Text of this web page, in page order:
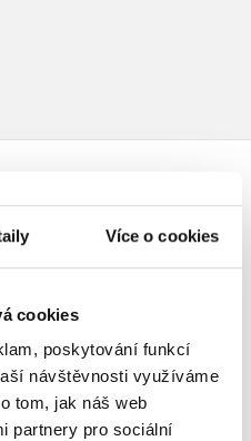
Více o cookies
cookies
poskytování funkcí
návštěvnosti využíváme
tom, jak náš web
partnery pro sociální
žádná uživatelská hodnocení.
pouze registrovaní uživatelé